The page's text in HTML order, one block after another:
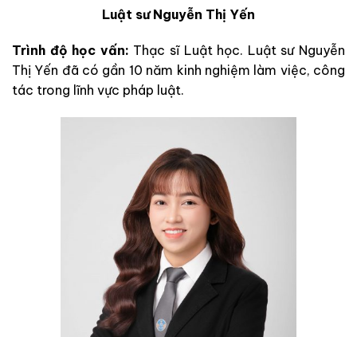
Luật sư Nguyễn Thị Yến
Trình độ học vấn: Thạc sĩ Luật học. Luật sư Nguyễn
Thị Yến đã có gần 10 năm kinh nghiệm làm việc, công
tác trong lĩnh vực pháp luật.